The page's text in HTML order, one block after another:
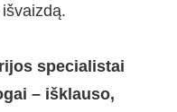
specialistai
– išklauso,